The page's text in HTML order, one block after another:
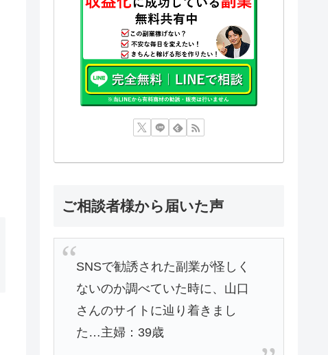
ご相談者様から届いた声
SNSで勧誘された副業が怪しく
ないのか調べていた時に、山口
さんのサイトに辿り着きまし
た…主婦：39歳